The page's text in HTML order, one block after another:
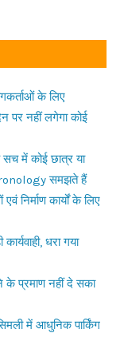
के लिए
पर नहीं लगेगा कोई
में कोई छात्र या
समझते हैं
निर्माण कार्यों के लिए
धरा गया
के प्रमाण नहीं दे सका
में आधुनिक पार्किंग